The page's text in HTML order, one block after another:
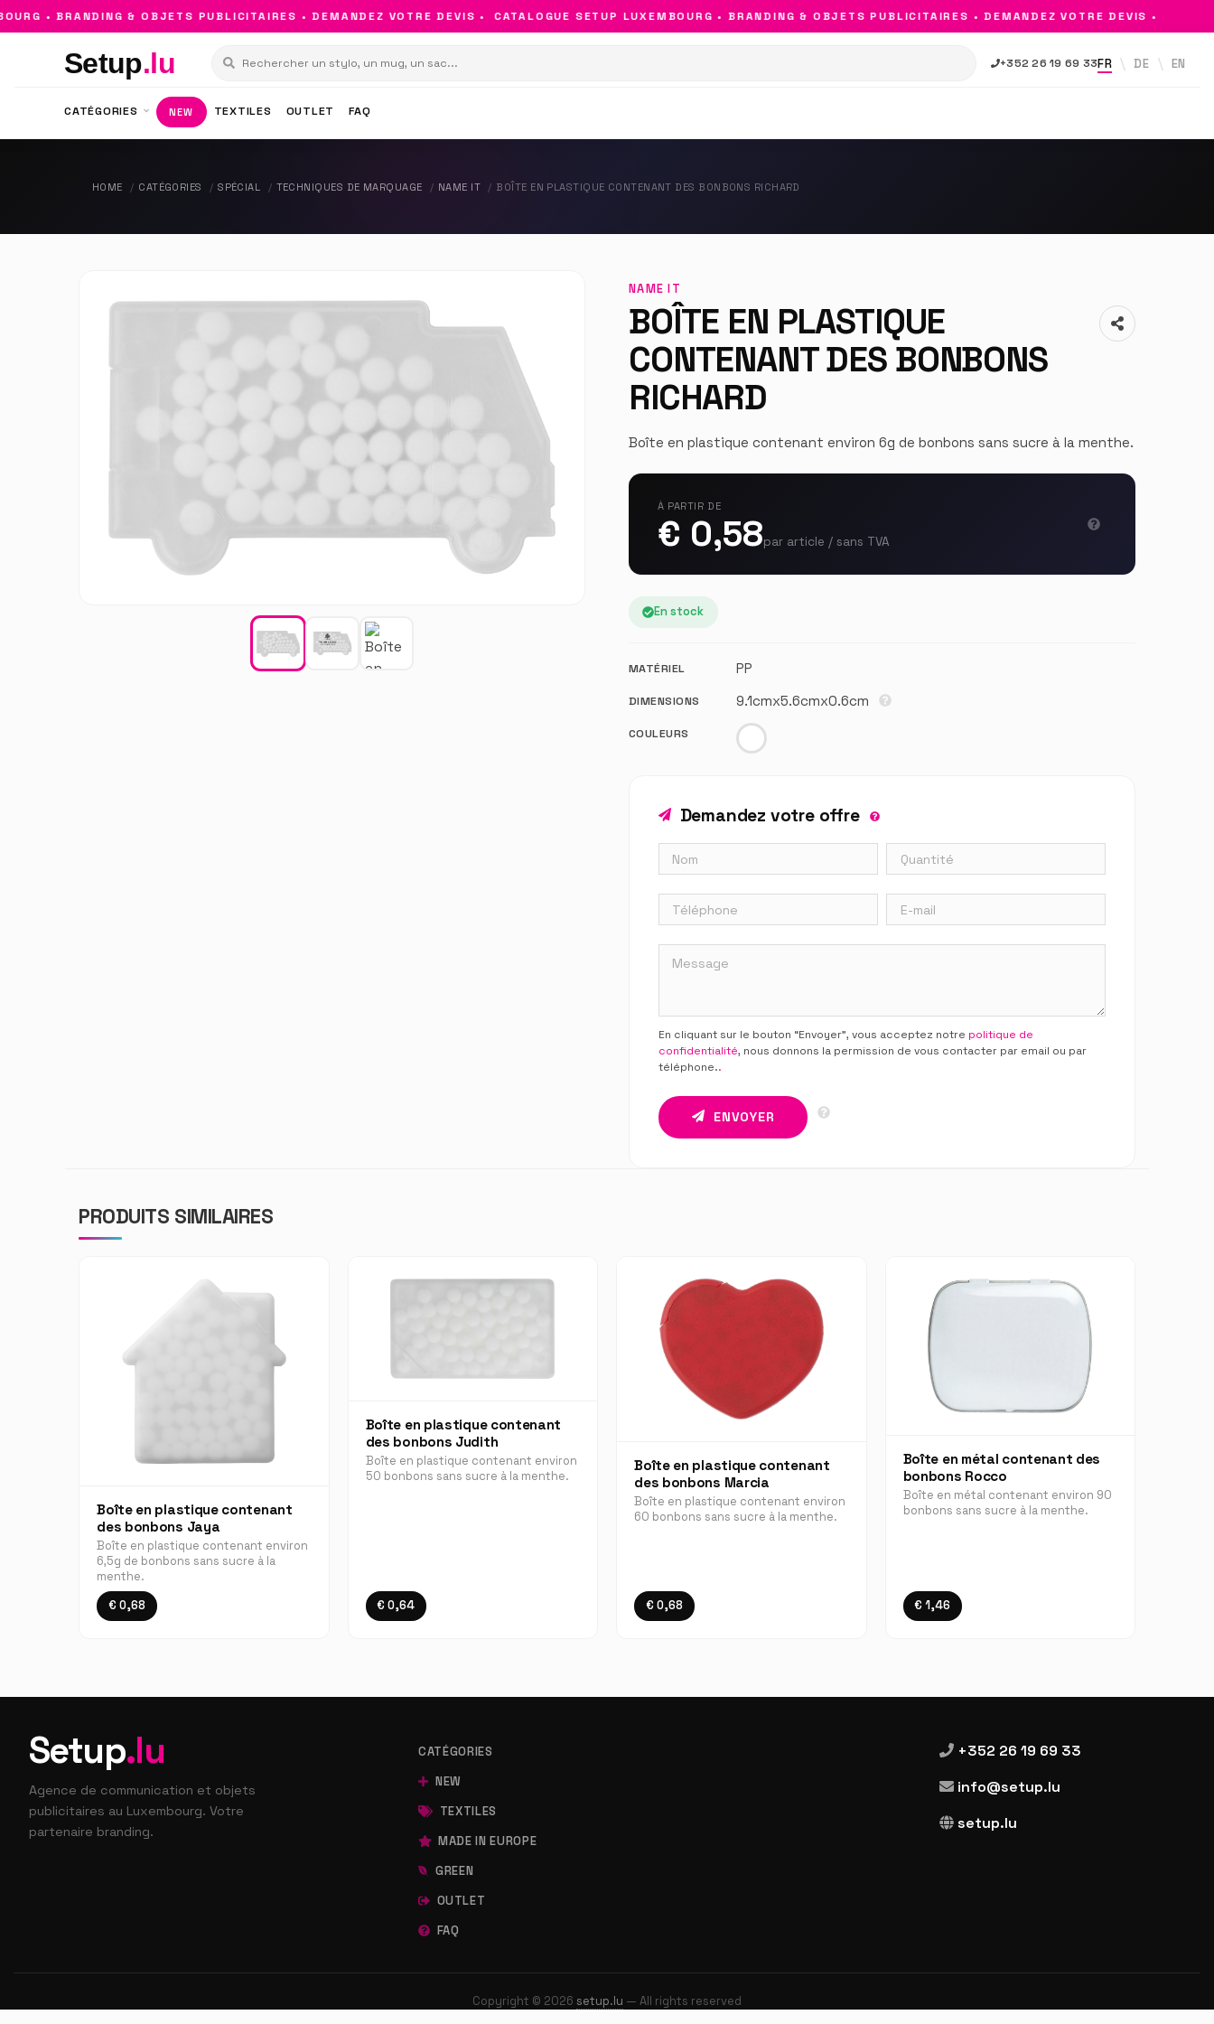
• BRANDING & OBJETS PUBLICITAIRES • DEMANDEZ VOTRE DEVIS • CATALOGUE SETUP LUXEMBOURG • BRANDING & OBJETS PUBLICITAIRES • DEMANDEZ VOTRE DEVIS •
Setup.lu +352 26 19 69 33FR DE EN
CATÉGORIES NEW TEXTILES OUTLET FAQ
HOME CATÉGORIES SPÉCIAL TECHNIQUES DE MARQUAGE NAME IT BOÎTE EN PLASTIQUE CONTENANT DES BONBONS RICHARD
NAME IT
BOÎTE EN PLASTIQUE
CONTENANT DES BONBONS
RICHARD
Boîte en plastique contenant environ 6g de bonbons sans sucre à la menthe.
À PARTIR DE
€ 0,58par article / sans TVA
En stock
MATÉRIEL PP
DIMENSIONS 9.1cmx5.6cmx0.6cm
COULEURS
Demandez votre offre
En cliquant sur le bouton “Envoyer”, vous acceptez notre politique de
confidentialité, nous donnons la permission de vous contacter par email ou par
téléphone..
ENVOYER
PRODUITS SIMILAIRES
Boîte en plastique contenant
des bonbons Jaya
Boîte en plastique contenant environ
6,5g de bonbons sans sucre à la
menthe.
€ 0,68
Boîte en plastique contenant
des bonbons Judith
Boîte en plastique contenant environ
50 bonbons sans sucre à la menthe.
€ 0,64
Boîte en plastique contenant
des bonbons Marcia
Boîte en plastique contenant environ
60 bonbons sans sucre à la menthe.
€ 0,68
Boîte en métal contenant des
bonbons Rocco
Boîte en métal contenant environ 90
bonbons sans sucre à la menthe.
€ 1,46
Setup.lu
Agence de communication et objets
publicitaires au Luxembourg. Votre
partenaire branding.
CATÉGORIES
NEW
TEXTILES
MADE IN EUROPE
GREEN
OUTLET
FAQ
+352 26 19 69 33
info@setup.lu
setup.lu
Copyright © 2026 setup.lu — All rights reserved